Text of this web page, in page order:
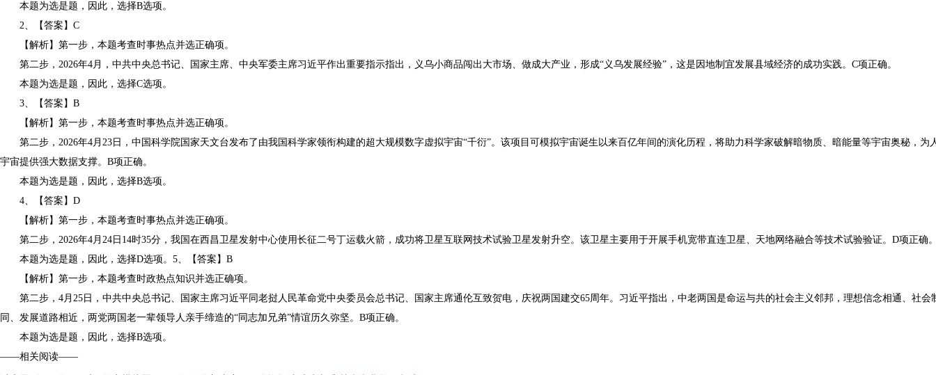
本题为选是题，因此，选择B选项。
2、【答案】C
【解析】第一步，本题考查时事热点并选正确项。
第二步，2026年4月，中共中央总书记、国家主席、中央军委主席习近平作出重要指示指出，义乌小商品闯出大市场、做成大产业，形成“义乌发展经验”，这是因地制宜发展县域经济的成功实践。C项正确。
本题为选是题，因此，选择C选项。
3、【答案】B
【解析】第一步，本题考查时事热点并选正确项。
第二步，2026年4月23日，中国科学院国家天文台发布了由我国科学家领衔构建的超大规模数字虚拟宇宙“千衍”。该项目可模拟宇宙诞生以来百亿年间的演化历程，将助力科学家破解暗物质、暗能量等宇宙奥秘，为
宇宙提供强大数据支撑。B项正确。
本题为选是题，因此，选择B选项。
4、【答案】D
【解析】第一步，本题考查时事热点并选正确项。
第二步，2026年4月24日14时35分，我国在西昌卫星发射中心使用长征二号丁运载火箭，成功将卫星互联网技术试验卫星发射升空。该卫星主要用于开展手机宽带直连卫星、天地网络融合等技术试验验证。D项正确
本题为选是题，因此，选择D选项。5、【答案】B
【解析】第一步，本题考查时政热点知识并选正确项。
第二步，4月25日，中共中央总书记、国家主席习近平同老挝人民革命党中央委员会总书记、国家主席通伦互致贺电，庆祝两国建交65周年。习近平指出，中老两国是命运与共的社会主义邻邦，理想信念相通、社会
同、发展道路相近，两党两国老一辈领导人亲手缔造的“同志加兄弟”情谊历久弥坚。B项正确。
本题为选是题，因此，选择B选项。
——相关阅读——